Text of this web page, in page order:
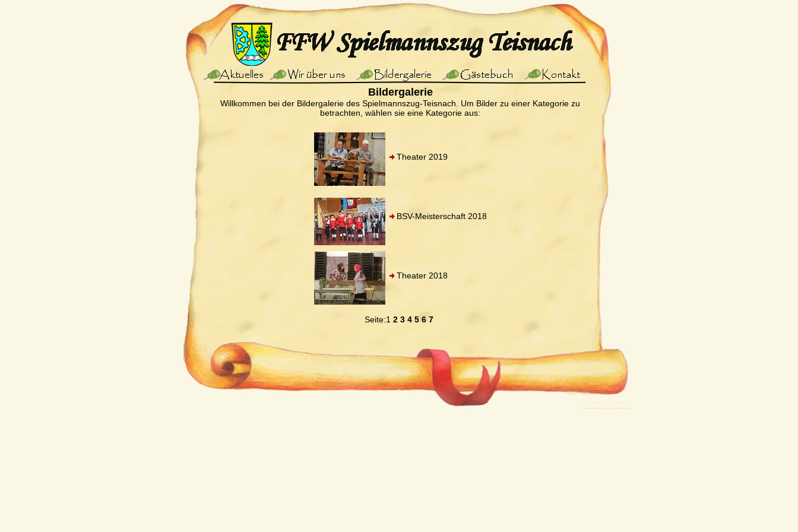
Bildergalerie
Willkommen bei der Bildergalerie des Spielmannszug-Teisnach. Um Bilder zu einer Kategorie zu
betrachten, wählen sie eine Kategorie aus:
Theater 2019
BSV-Meisterschaft 2018
Theater 2018
Seite:1 2 3 4 5 6 7